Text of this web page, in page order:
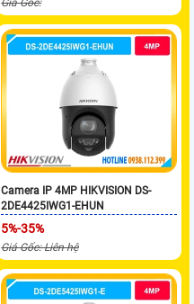
Giá Gốc:
Camera IP 4MP HIKVISION DS-
2DE4425IWG1-EHUN
5%-35%
Giá Gốc: Liên hệ